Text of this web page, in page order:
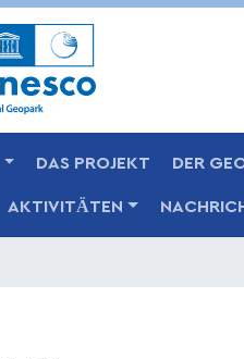
DAS PROJEKT DER
AKTIVITÄTEN